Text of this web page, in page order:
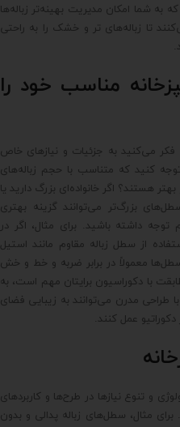
به شما امکان مدیریت بهینه‌تر زباله‌ها
تا زباله‌های تر و خشک را به راحتی
مناسب خود را
می‌کنید به جزئیات و نیازهای خاص
کنید که متناسب با حجم زباله‌های
هستند؟ اگر خانواده‌ای بزرگ دارید یا
بزرگ‌تر می‌توانند گزینه بهتری
داشته باشید. برای مثال، اگر در
از سطل زباله مقاوم مانند استیل
معمولاً در برابر ضربه و خط و خش
با دکوراسیون برایتان مهم است، به
مدرن می‌توانند به زیبایی فضای
عمل کنند.
و تنوع نیازها در طرح‌ها و کاربردهای
مثال، سطل‌های زباله پدالی و بدون